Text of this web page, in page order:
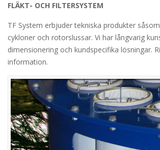
FLÄKT- OCH FILTERSYSTEM
TF System erbjuder tekniska produkter
cykloner och rotorslussar. Vi har långvarig
dimensionering och kundspecifika lösningar.
information.